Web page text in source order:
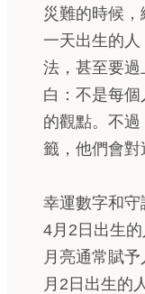
災難的時候
一天出生的
法，甚至要過
白：不是每
的觀點。不過
籤，他們會對
幸運數字和守
4月2日出生的
月亮通常賦
月2日出生的